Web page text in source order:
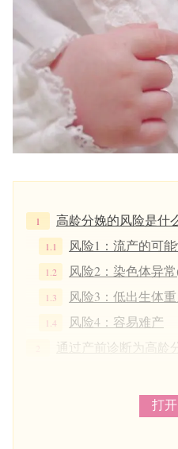
高龄分娩的风险是什
风险1：流产的可
风险2：染色体异
风险3：低出生体
风险4：容易难产
通过产前诊断为高龄
要点1. 摄取叶酸打